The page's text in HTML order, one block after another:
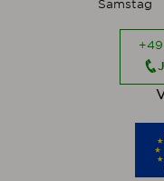
Samstag